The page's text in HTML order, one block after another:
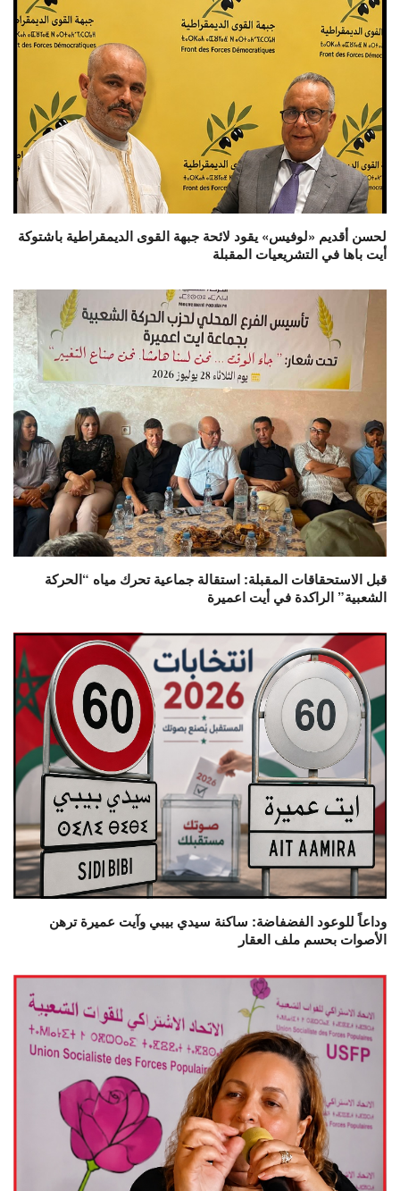
لحسن أقديم «لوفيس» يقود لائحة جبهة القوى الديمقراطية باشتوكة
أيت باها في التشريعيات المقبلة
قبل الاستحقاقات المقبلة: استقالة جماعية تحرك مياه “الحركة
الشعبية” الراكدة في أيت اعميرة
وداعاً للوعود الفضفاضة: ساكنة سيدي بيبي وآيت عميرة ترهن
الأصوات بحسم ملف العقار